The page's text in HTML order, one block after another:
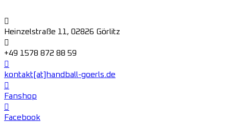
Heinzelstraße 11, 02826 Görlitz
+49 1578 872 88 59
kontakt[at]handball-goerls.de
Fanshop
Facebook